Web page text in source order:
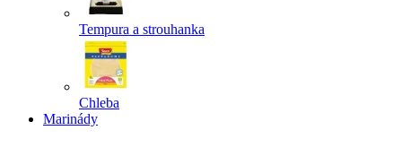
Tempura a strouhanka
Chleba
Marinády